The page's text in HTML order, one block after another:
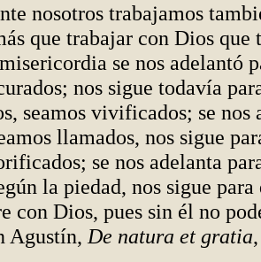
nosotros trabajamos
que trabajar con Dios que
se nos adelantó
nos sigue todavía
seamos vivificados; se nos
llamados, nos sigue
se nos adelanta
la piedad, nos sigue
con Dios, pues sin él no
Agustín, De natura et gratia